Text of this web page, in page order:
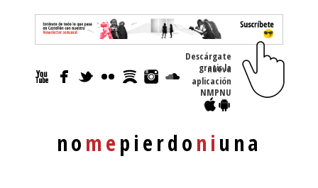
nomepierdoniuna
Descárgate
gratis la nueva
aplicación
NMPNU